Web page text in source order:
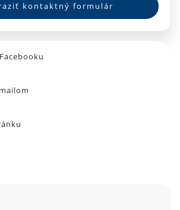
kontaktný formulár